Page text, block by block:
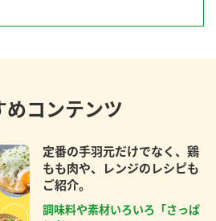
めコンテンツ
定番の手羽元だけでなく、鶏
もも肉や、レンジのレシピも
ご紹介。
調味料や素材いろいろ「さっぱ